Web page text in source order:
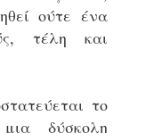
ούτε ένα
τέλη και
το
δύσκολη
Γρεβενων
χρονοδιάγραμμα
της Δ/νσης
Γραμματείας